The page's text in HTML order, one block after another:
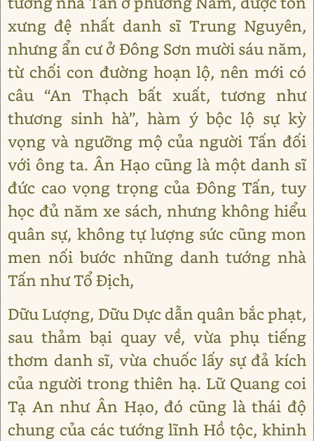
xưng đệ nhất danh sĩ Trung Nguyên,
nhưng ẩn cư ở Đông Sơn mười sáu năm,
từ chối con đường hoạn lộ, nên mới có
câu “An Thạch bất xuất, tương như
thương sinh hà”, hàm ý bộc lộ sự kỳ
vọng và ngưỡng mộ của người Tấn đối
với ông ta. Ân Hạo cũng là một danh sĩ
đức cao vọng trọng của Đông Tấn, tuy
học đủ năm xe sách, nhưng không hiểu
quân sự, không tự lượng sức cũng mon
men nối bước những danh tướng nhà
Tấn như Tổ Địch,
Dữu Lượng, Dữu Dực dẫn quân bắc phạt,
sau thảm bại quay về, vừa phụ tiếng
thơm danh sĩ, vừa chuốc lấy sự đả kích
của người trong thiên hạ. Lữ Quang coi
Tạ An như Ân Hạo, đó cũng là thái độ
chung của các tướng lĩnh Hồ tộc, khinh